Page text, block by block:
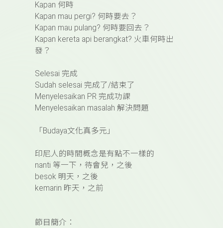
Kapan 何時
Kapan mau pergi? 何時要去？
Kapan mau pulang? 何時要回去？
Kapan kereta api berangkat? 火車何時出
發？
Selesai 完成
Sudah selesai 完成了/結束了
Menyelesaikan PR 完成功課
Menyelesaikan masalah 解決問題
「 Budaya文化真多元」
印尼人的時間概念是有點不一樣的
nanti 等一下，待會兒，之後
besok 明天，之後
kemarin 昨天，之前
節目簡介：